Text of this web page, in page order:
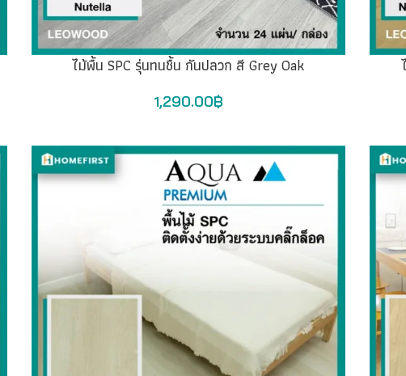
ไม้พื้น SPC รุ่นทนชื้น กันปลวก สี Grey Oak
1,290.00฿